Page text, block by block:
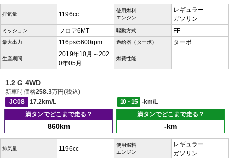
排気量 1196cc
使用燃料
エンジン
レギュラー
ガソリン
ミッション フロア6MT 駆動方式 FF
最大出力 116ps/5600rpm 過給器（ターボ） ターボ
生産期間
2019年10月～202
0年05月
燃費性能 -
1.2 G 4WD
新車時価格258.3万円(税込)
JC08
17.2km/L 10・15
-km/L
満タンでどこまで走る？
860km
満タンでどこまで走る？
-km
排気量 1196cc
使用燃料
エンジン
レギュラー
ガソリン